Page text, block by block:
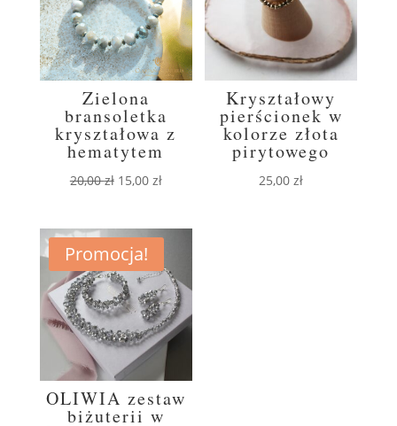
Zielona
bransoletka
kryształowa z
hematytem
20,00zł Pierwotna
wynosiła:
20,00 zł.
15,00 złAktualna
wynosi:
Kryształowy
pierścionek w
kolorze złota
pirytowego
25,00zł
Promocja!
OLIWIA zestaw
biżuterii w